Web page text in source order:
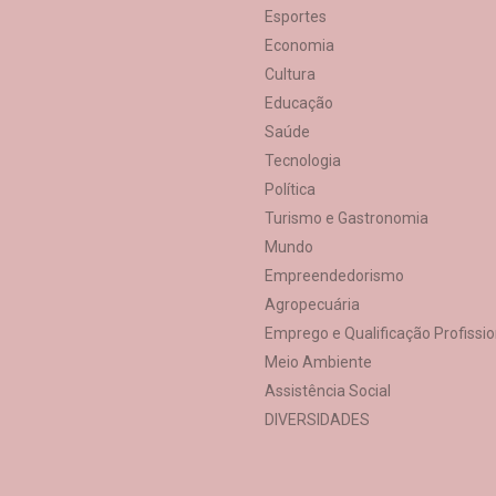
Esportes
Economia
Cultura
Educação
Saúde
Tecnologia
Política
Turismo e Gastronomia
Mundo
Empreendedorismo
Agropecuária
Emprego e Qualificação
Meio Ambiente
Assistência Social
DIVERSIDADES